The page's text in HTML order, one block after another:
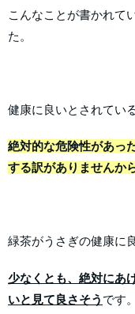
こんなことが書かれて
た。
健康に良いとされてい
絶対的な危険性があっ
する訳がありませんから
緑茶がうさぎの健康に
少なくとも、絶対にあ
いと見て良さそう です。